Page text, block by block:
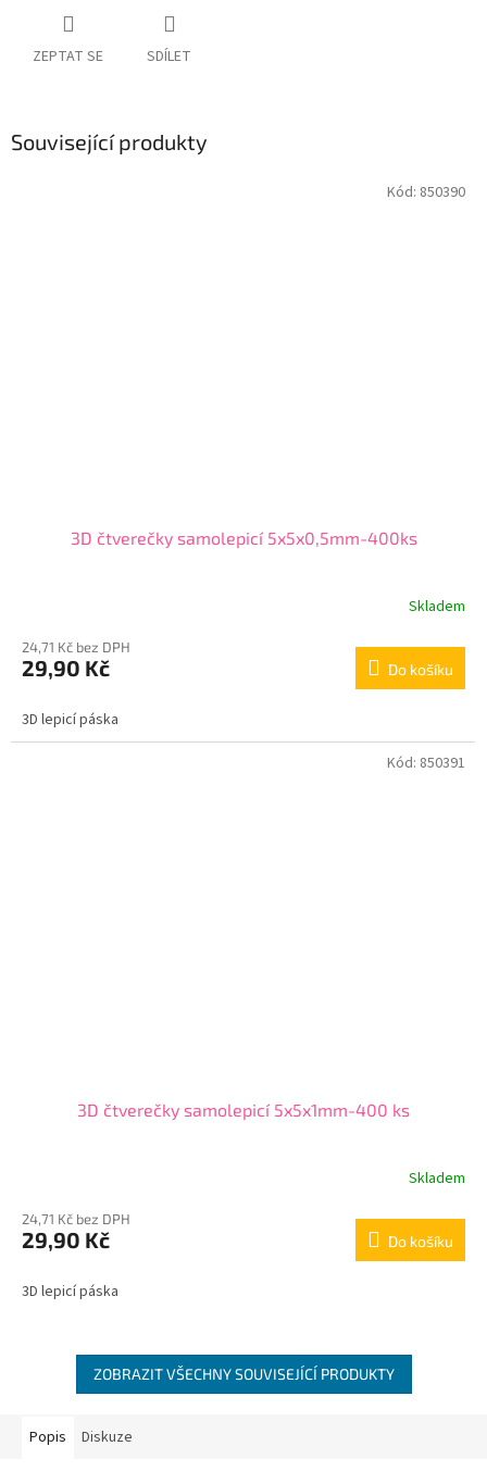
ZEPTAT SE SDÍLET
Související produkty
3D čtverečky samolepicí 5x5x0,5mm-400ks
Skladem
24,71 Kč bez DPH
29,90 Kč Do košíku
3D lepicí páska
Kód: 850390
3D čtverečky samolepicí 5x5x1mm-400 ks
Skladem
24,71 Kč bez DPH
29,90 Kč Do košíku
3D lepicí páska
Kód: 850391
ZOBRAZIT VŠECHNY SOUVISEJÍCÍ PRODUKTY
Popis Diskuze